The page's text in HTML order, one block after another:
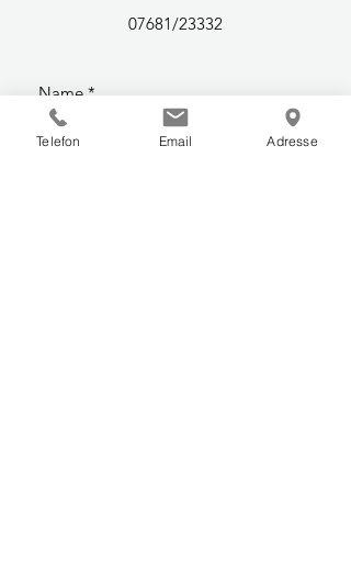
07681/23332
Telefon Email Adresse